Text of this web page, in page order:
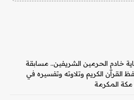
خادم الحرمين الشريفين.. مسابقة
القرآن الكريم وتلاوته وتفسيره في